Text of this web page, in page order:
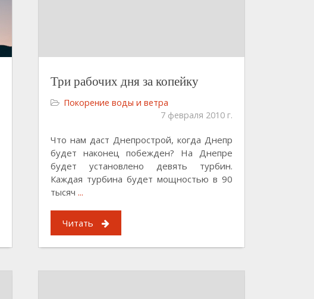
Три рабочих дня за копейку
Покорение воды и ветра
7 февраля 2010 г.
Что нам даст Днепрострой, когда Днепр
будет наконец побежден? На Днепре
будет установлено девять турбин.
Каждая турбина будет мощностью в 90
тысяч ...
Читать